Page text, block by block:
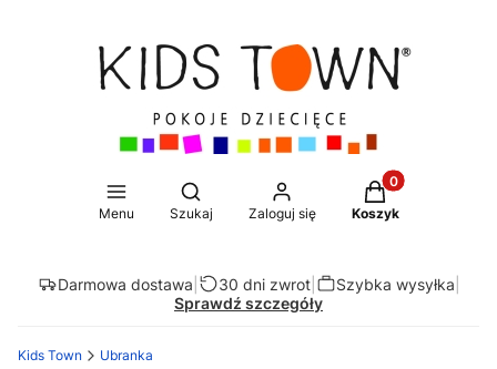
Menu
Otwórz wyszukiwarkę
Szukaj Zaloguj się
Produkty w
Koszyk
Darmowa dostawa 30 dni zwrot| Szybka wysyłka
Sprawdź szczegóły
Kids Town Ubranka